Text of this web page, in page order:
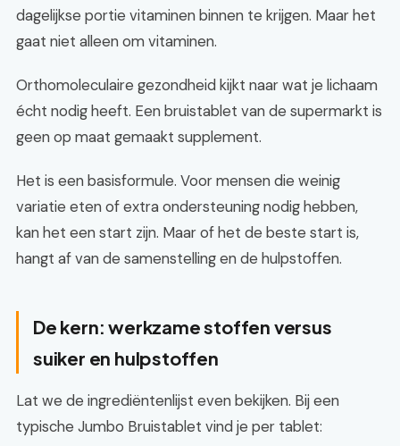
dagelijkse portie vitaminen binnen te krijgen. Maar het
gaat niet alleen om vitaminen.
Orthomoleculaire gezondheid kijkt naar wat je lichaam
écht nodig heeft. Een bruistablet van de supermarkt is
geen op maat gemaakt supplement.
Het is een basisformule. Voor mensen die weinig
variatie eten of extra ondersteuning nodig hebben,
kan het een start zijn. Maar of het de beste start is,
hangt af van de samenstelling en de hulpstoffen.
De kern: werkzame stoffen versus
suiker en hulpstoffen
Lat we de ingrediëntenlijst even bekijken. Bij een
typische Jumbo Bruistablet vind je per tablet: